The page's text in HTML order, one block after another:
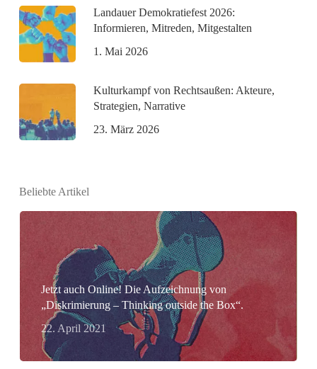
Landauer Demokratiefest 2026:
Informieren, Mitreden, Mitgestalten
1. Mai 2026
Kulturkampf von Rechtsaußen: Akteure,
Strategien, Narrative
23. März 2026
Beliebte Artikel
Jetzt auch Online! Die Aufzeichnung von
„Diskrimierung – Thinking outside the Box“.
22. April 2021